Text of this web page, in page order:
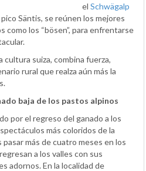
el Schwägalp
pico Säntis, se reúnen los mejores
como los “bösen”, para enfrentarse
suiza, combina fuerza,
rural que realza aún más la
baja de los pastos alpinos
por el regreso del ganado a los
más coloridos de la
pasar más de cuatro meses en los
a los valles con sus
adornos. En la localidad de